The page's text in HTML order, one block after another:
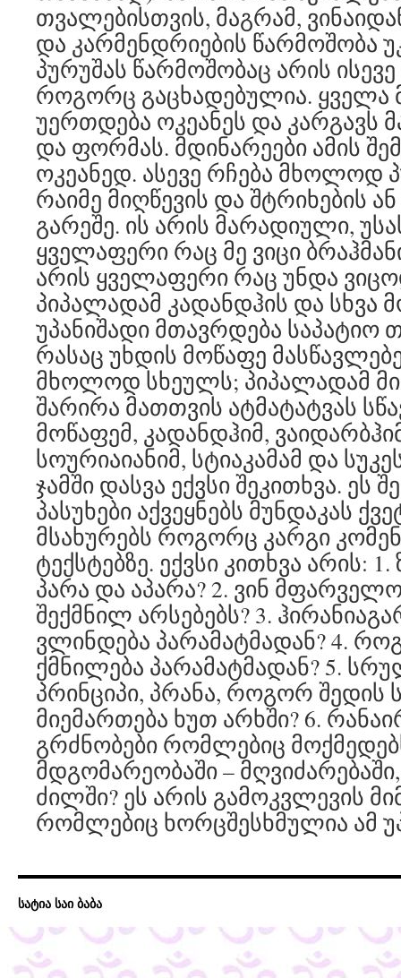
თვალებისთვის, მაგრამ,
და კარმენდრიების წარმოშობა
პურუშას წარმოშობაც არის
როგორც გაცხადებულია. ყველა
უერთდება ოკეანეს და კარგავს
და ფორმას. მდინარეები ამის
ოკეანედ. ასევე რჩება მხოლოდ
რაიმე მიღწევის და შტრიხების
გარეშე. ის არის მარადიული,
ყველაფერი რაც მე ვიცი
არის ყველაფერი რაც უნდა
პიპალადამ კადანდჰის და სხვა
უპანიშადი მთავრდება საპატიო
რასაც უხდის მოწაფე
მხოლოდ სხეულს; პიპალადამ
შარირა მათთვის ატმატატვას
მოწაფემ, კადანდჰიმ,
სოურიაიანიმ, სტიაკამამ და
ჯამში დასვა ექვსი შეკითხვა. ეს
პასუხები აქვეყნებს მუნდაკას
მსახურებს როგორც კარგი
ტექსტებზე. ექვსი კითხვა არის:
პარა და აპარა? 2. ვინ
შექმნილ არსებებს? 3.
ვლინდება პარამატმადან? 4.
ქმნილება პარამატმადან? 5.
პრინციპი, პრანა, როგორ შედის
მიემართება ხუთ არხში? 6.
გრძნობები რომლებიც
მდგომარეობაში –
ძილში? ეს არის გამოკვლევის
რომლებიც ხორცშესხმულია ამ
სატია საი ბაბა